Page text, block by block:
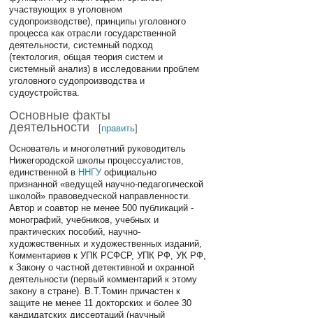
участвующих в уголовном
судопроизводстве), принципы уголовного
процесса как отрасли государственной
деятельности, системный подход
(тектология, общая теория систем и
системный анализ) в исследовании проблем
уголовного судопроизводства и
судоустройства.
Основные факты
деятельности
[править]
Основатель и многолетний руководитель
Нижегородской школы процессуалистов,
единственной в ННГУофициально
признанной «ведущей научно-педагогической
школой» правоведческой направленности.
Автор и соавтор не менее 500 публикаций -
монографий, учебников, учебных и
практических пособий, научно-
художественных и художественных изданий,
Комментариев к УПК РСФСР, УПК РФ, УК РФ,
к Закону о частной детективной и охранной
деятельности (первый комментарий к этому
закону в стране). В.Т.Томин причастен к
защите не менее 11 докторских и более 30
кандидатских диссертаций (научный